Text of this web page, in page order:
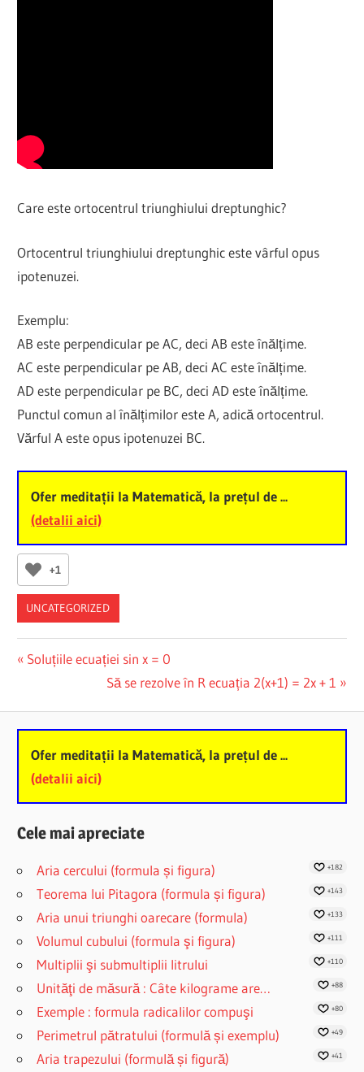
Care este ortocentrul triunghiului dreptunghic?
Ortocentrul triunghiului dreptunghic este vârful opus
ipotenuzei.
Exemplu:
AB este perpendicular pe AC, deci AB este înălțime.
AC este perpendicular pe AB, deci AC este înălțime.
AD este perpendicular pe BC, deci AD este înălțime.
Punctul comun al înălțimilor este A, adică ortocentrul.
Vărful A este opus ipotenuzei BC.
Ofer meditații la Matematică, la prețul de ...
(detalii aici)
+1
UNCATEGORIZED
Post
navigation
Previous
Soluțiile ecuației sin x = 0
Next
Să se rezolve în R ecuația 2(x+1) = 2x + 1
Ofer meditații la Matematică, la prețul de ...
(detalii aici)
Cele mai apreciate
Aria cercului (formula și figura) +182
Teorema lui Pitagora (formula și figura) +143
Aria unui triunghi oarecare (formula) +133
Volumul cubului (formula şi figura) +111
Multiplii şi submultiplii litrului +110
Unităţi de măsură : Câte kilograme are… +88
Exemple : formula radicalilor compuşi +80
Perimetrul pătratului (formulă și exemplu) +49
Aria trapezului (formulă și figură) +41